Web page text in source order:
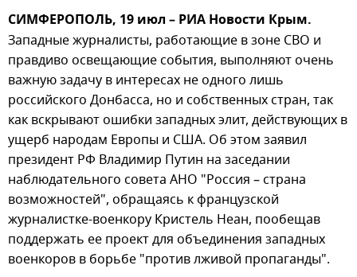
СИМФЕРОПОЛЬ, 19 июл – РИА Новости Крым.
Западные журналисты, работающие в зоне СВО и
правдиво освещающие события, выполняют очень
важную задачу в интересах не одного лишь
российского Донбасса, но и собственных стран, так
как вскрывают ошибки западных элит, действующих в
ущерб народам Европы и США. Об этом заявил
президент РФ Владимир Путин на заседании
наблюдательного совета АНО "Россия – страна
возможностей", обращаясь к французской
журналистке-военкору Кристель Неан, пообещав
поддержать ее проект для объединения западных
военкоров в борьбе "против лживой пропаганды".